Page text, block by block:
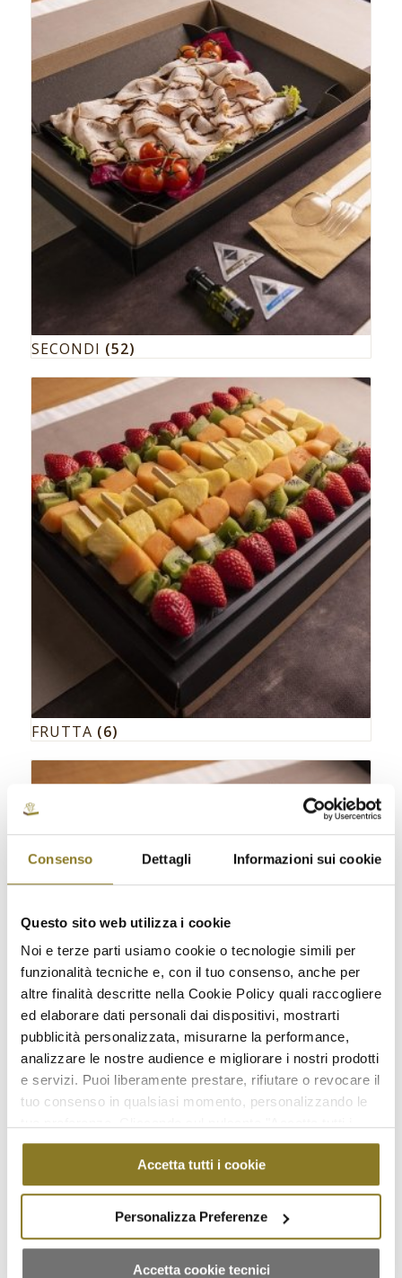
Consenso Dettagli Informazioni sui cookie
Questo sito web utilizza i cookie
Noi e terze parti usiamo cookie o tecnologie simili per
funzionalità tecniche e, con il tuo consenso, anche per
altre finalità descritte nella Cookie Policy quali raccogliere
ed elaborare dati personali dai dispositivi, mostrarti
pubblicità personalizzata, misurarne la performance,
analizzare le nostre audience e migliorare i nostri prodotti
e servizi. Puoi liberamente prestare, rifiutare o revocare il
tuo consenso in qualsiasi momento, personalizzando le
cookie" acconsenti all'uso di tali tecnologie per tutte le
finalità indicate. Cliccando sul pulsante "Accetta cookie
tecnici" acconsenti all'uso dei soli cookie tecnici.
Accetta tutti i cookie
Personalizza Preferenze
Accetta cookie tecnici
SECONDI (52)
FRUTTA (6)
DOLCI E BUFFET DI DOLCI (67)